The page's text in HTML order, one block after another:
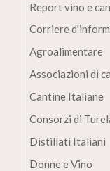
Report vino e
Corriere
Agroalimentare
Associazioni di
Cantine Italiane
Consorzi di
Distillati Italiani
Donne e Vino